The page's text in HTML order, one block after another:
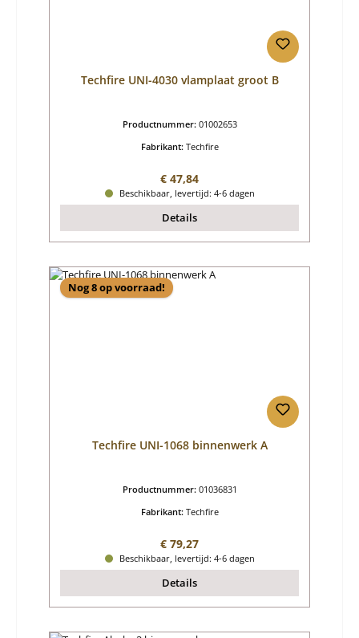
Techfire UNI-4030 vlamplaat groot B
Productnummer: 01002653
Fabrikant: Techfire
Normale prijs:
€ 47,84
Beschikbaar, levertijd: 4-6 dagen
Details
Nog 8 op voorraad!
Techfire UNI-1068 binnenwerk A
Productnummer: 01036831
Fabrikant: Techfire
Normale prijs:
€ 79,27
Beschikbaar, levertijd: 4-6 dagen
Details